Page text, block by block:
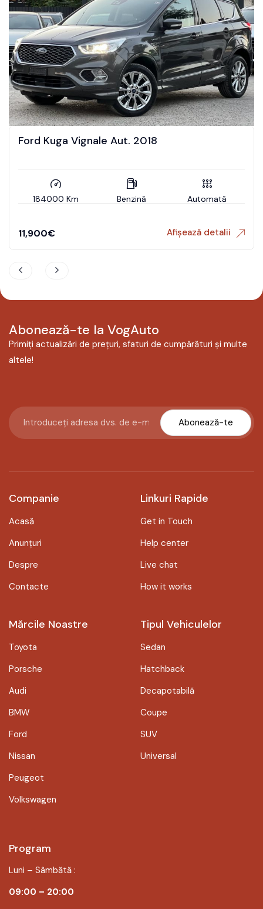
Automată
detalii
Land Rover Discovery Sport
196000 Km Motorină
Abonează-te la VogAuto
Primiți actualizări de prețuri, sfaturi de cumpărături și multe
altele!
Abonează-te
Companie
Acasă
Anunțuri
Despre
Contacte
Linkuri Rapide
Get in Touch
Help center
Live chat
How it works
Mărcile Noastre
Toyota
Porsche
Audi
BMW
Ford
Nissan
Peugeot
Volkswagen
Tipul Vehiculelor
Sedan
Hatchback
Decapotabilă
Coupe
SUV
Universal
Program
Luni – Sâmbătă :
09:00 – 20:00